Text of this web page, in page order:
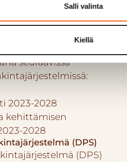
Salli valinta
Kiellä
sekä johtamisen
vuosille 2023-
seuraavissa
2023-2028
kehittämisen
2028
(DPS)
(DPS)